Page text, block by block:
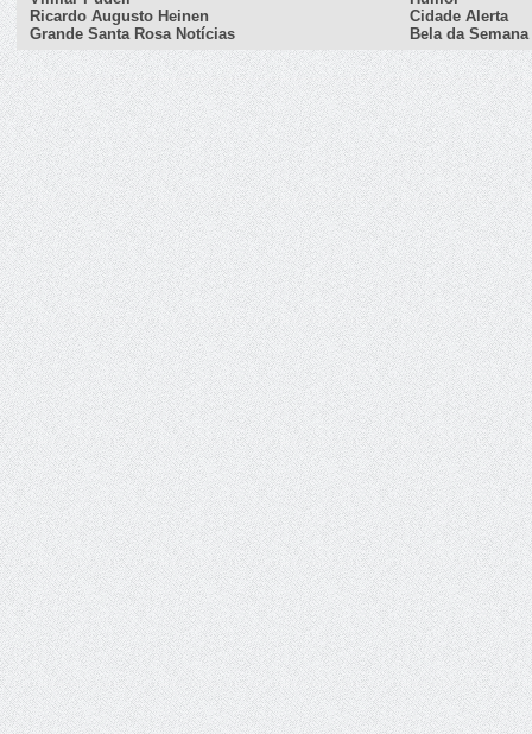
Ricardo Augusto Heinen
Grande Santa Rosa Notícias
Cidade Alerta
Bela da Semana